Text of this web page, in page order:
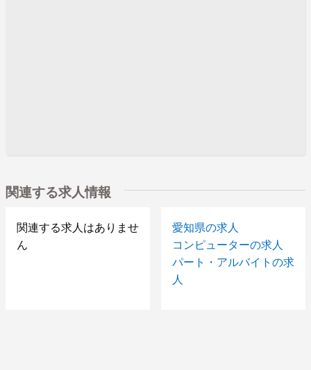
関連する求人情報
関連する求人はありませ
ん
愛知県の求人
コンピューターの求人
パート・アルバイトの求
人